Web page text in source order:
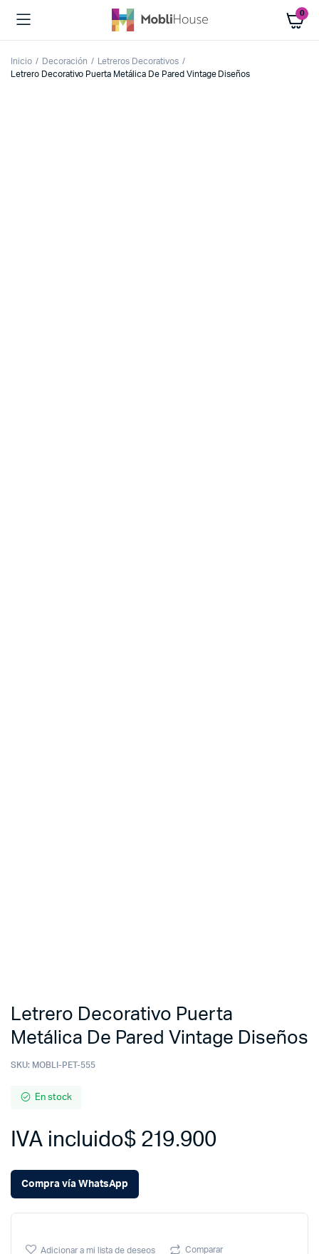
0
Inicio Decoración
Letreros Decorativos
Letrero Decorativo Puerta Metálica De Pared Vintage Diseños
Letrero Decorativo Puerta
Metálica De Pared Vintage Diseños
SKU: MOBLI-PET-555
En stock
$219.900
IVA incluido
Compra vía WhatsApp
Adicionar a mi lista de deseos Comparar